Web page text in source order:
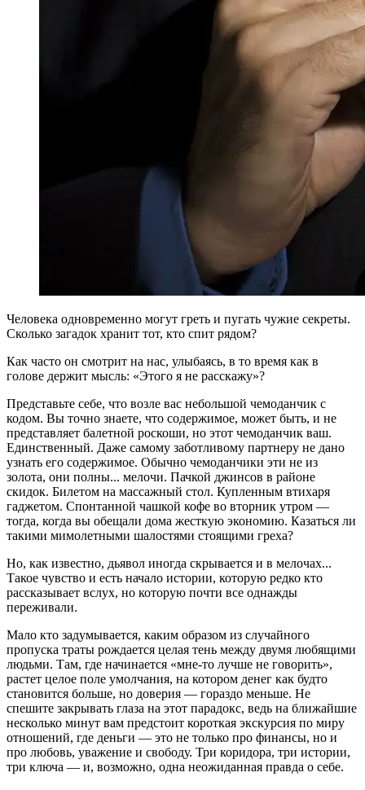
Человека одновременно могут греть и пугать чужие секреты.
Сколько загадок хранит тот, кто спит рядом?
Как часто он смотрит на нас, улыбаясь, в то время как в
голове держит мысль: «Этого я не расскажу»?
Представьте себе, что возле вас небольшой чемоданчик с
кодом. Вы точно знаете, что содержимое, может быть, и не
представляет балетной роскоши, но этот чемоданчик ваш.
Единственный. Даже самому заботливому партнеру не дано
узнать его содержимое. Обычно чемоданчики эти не из
золота, они полны... мелочи. Пачкой джинсов в районе
скидок. Билетом на массажный стол. Купленным втихаря
гаджетом. Спонтанной чашкой кофе во вторник утром —
тогда, когда вы обещали дома жесткую экономию. Казаться ли
такими мимолетными шалостями стоящими греха?
Но, как известно, дьявол иногда скрывается и в мелочах...
Такое чувство и есть начало истории, которую редко кто
рассказывает вслух, но которую почти все однажды
переживали.
Мало кто задумывается, каким образом из случайного
пропуска траты рождается целая тень между двумя любящими
людьми. Там, где начинается «мне-то лучше не говорить»,
растет целое поле умолчания, на котором денег как будто
становится больше, но доверия — гораздо меньше. Не
спешите закрывать глаза на этот парадокс, ведь на ближайшие
несколько минут вам предстоит короткая экскурсия по миру
отношений, где деньги — это не только про финансы, но и
про любовь, уважение и свободу. Три коридора, три истории,
три ключа — и, возможно, одна неожиданная правда о себе.